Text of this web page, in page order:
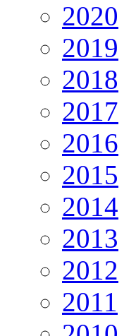
2020
2019
2018
2017
2016
2015
2014
2013
2012
2011